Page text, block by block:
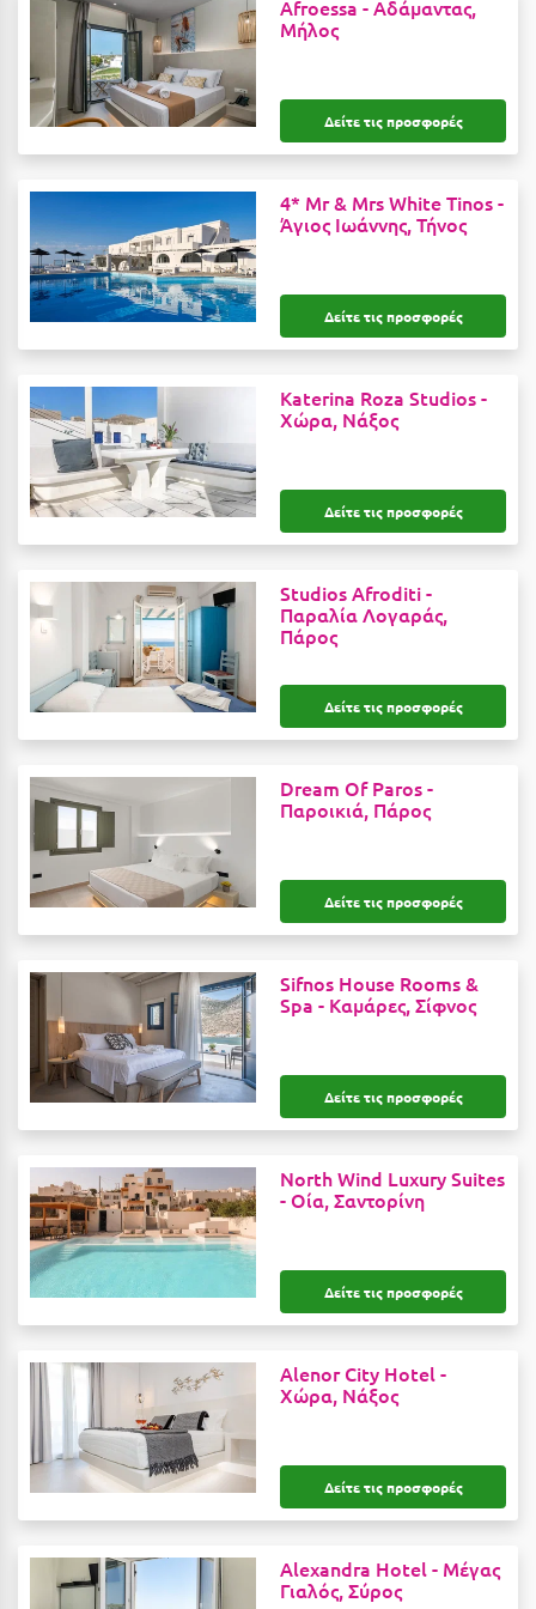
Ελάτη Αρκαδίας
Ελληνικό Αρκαδίας
Ελούντα Κρήτης
Ερέτρια
Ερμιόνη
Εύβοια
Ζ
Ζαγοροχώρια
Ζάκυνθος
Η
Ηλεία
Ηράκλειο
Θ
Θεσσαλονίκη
Ιεράπετρα
Ίος
Ιωάννινα
Καβάλα
Καλάβρυτα
Καλαμάτα
Καλαμπάκα
Κάλυμνος
Καμένα Βούρλα
Καρδάμαινα
Καρδαμύλη
Afroessa -Αδάμαντας,
Μήλος
Δείτε τις προσφορές
4* Mr & Mrs White Tinos -
Άγιος Ιωάννης, Τήνος
Δείτε τις προσφορές
Katerina Roza Studios -
Χώρα, Νάξος
Δείτε τις προσφορές
Studios Afroditi -
Παραλία Λογαράς,
Πάρος
Δείτε τις προσφορές
Dream Of Paros -
Παροικιά, Πάρος
Δείτε τις προσφορές
Sifnos House Rooms &
Spa - Καμάρες, Σίφνος
Δείτε τις προσφορές
North Wind Luxury Suites
-Οία, Σαντορίνη
Δείτε τις προσφορές
Alenor City Hotel -
Χώρα, Νάξος
Δείτε τις προσφορές
Alexandra Hotel - Μέγας
Γιαλός, Σύρος